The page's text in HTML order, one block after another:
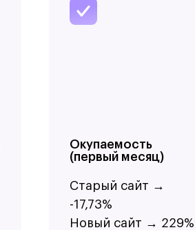
Окупаемость
(первый месяц)
Старый сайт →
-17,73%
Новый сайт → 229%